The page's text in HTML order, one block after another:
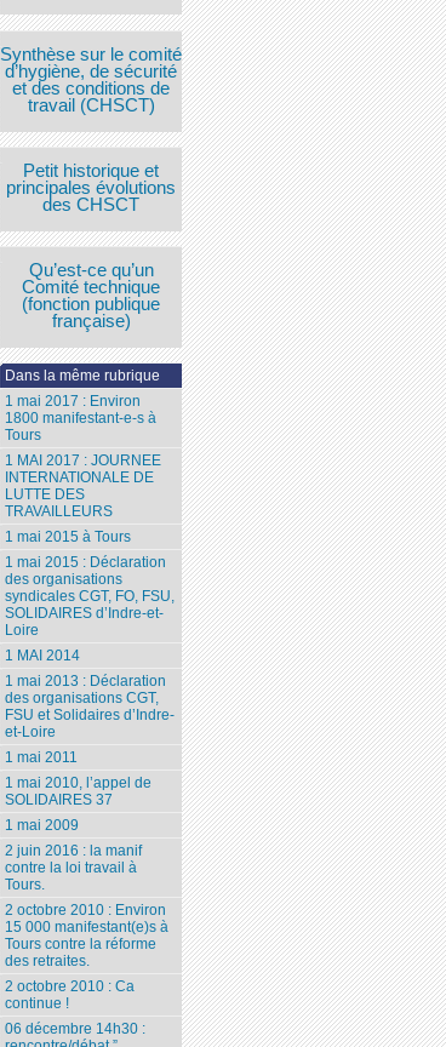
Synthèse sur le comité
d’hygiène, de sécurité
et des conditions de
travail (CHSCT)
Petit historique et
principales évolutions
des CHSCT
Qu’est-ce qu’un
Comité technique
(fonction publique
française)
Dans la même rubrique
1 mai 2017 : Environ
1800 manifestant-e-s à
Tours
1 MAI 2017 : JOURNEE
INTERNATIONALE DE
LUTTE DES
TRAVAILLEURS
1 mai 2015 à Tours
1 mai 2015 : Déclaration
des organisations
syndicales CGT, FO, FSU,
SOLIDAIRES d’Indre-et-
Loire
1 MAI 2014
1 mai 2013 : Déclaration
des organisations CGT,
FSU et Solidaires d’Indre-
et-Loire
1 mai 2011
1 mai 2010, l’appel de
SOLIDAIRES 37
1 mai 2009
2 juin 2016 : la manif
contre la loi travail à
Tours.
2 octobre 2010 : Environ
15 000 manifestant(e)s à
Tours contre la réforme
des retraites.
2 octobre 2010 : Ca
continue !
06 décembre 14h30 :